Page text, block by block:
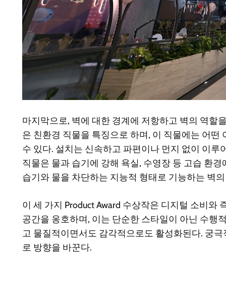
마지막으로, 벽에 대한 경계에 저항하고 벽의 역할
은 친환경 직물을 특징으로 하며, 이 직물에는 어
수 있다. 설치는 신속하고 파편이나 먼지 없이 이
직물은 물과 습기에 강해 욕실, 수영장 등 고습 환
습기와 물을 차단하는 지능적 형태로 기능하는 벽
이 세 가지 Product Award 수상작은 디지털 소비
공간을 옹호하며, 이는 단순한 스타일이 아닌 수행
고 물질적이면서도 감각적으로도 활성화된다. 궁
로 방향을 바꾼다.